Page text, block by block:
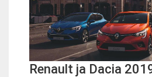
Renault ja Dacia